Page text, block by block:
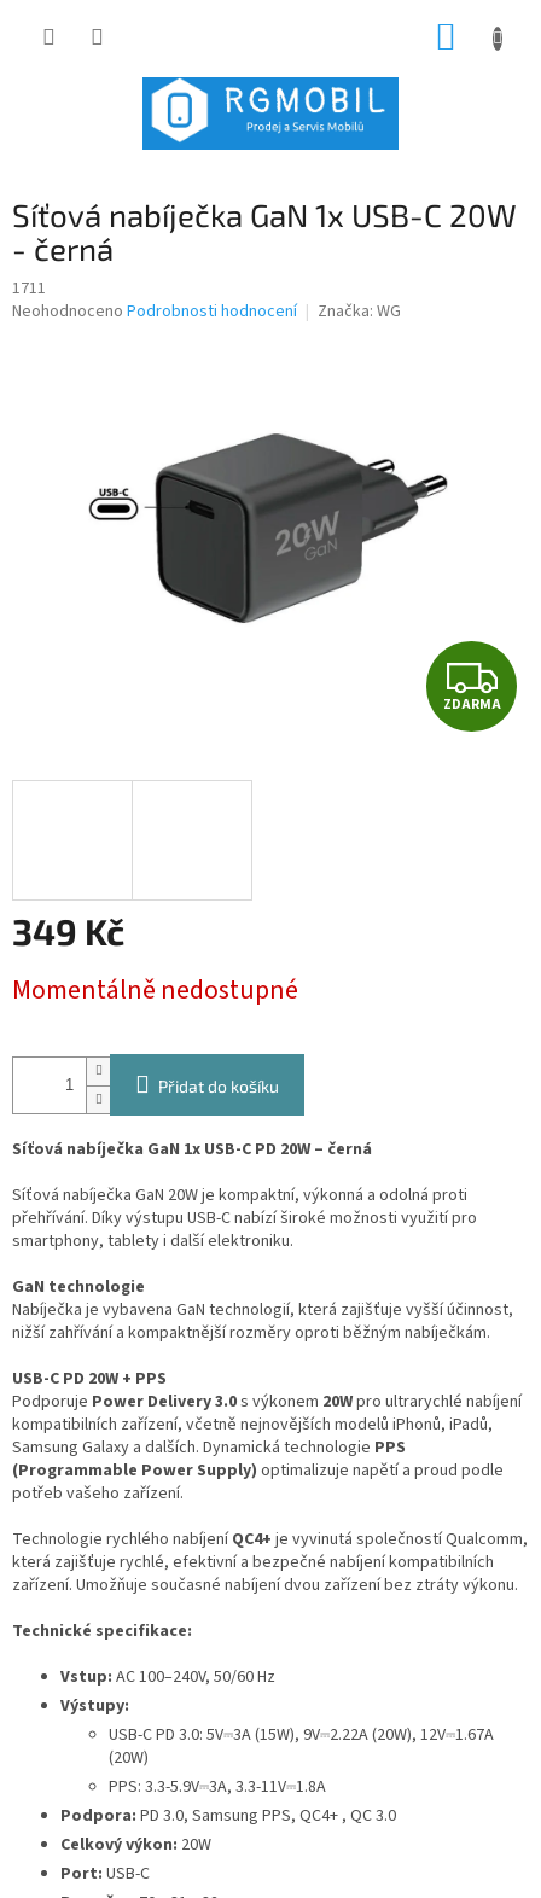
Síťová nabíječka GaN 1x USB-C 20W
- černá
1711
Průměrné
Neohodnoceno Podrobnosti hodnocení Značka: WG
Z
D
ZDARMA
349 Kč
cena:
Momentálně nedostupné
Přidat do košíku
Síťová nabíječka GaN 1x USB-C PD 20W – černá
Síťová nabíječka GaN 20W je kompaktní, výkonná a odolná proti
přehřívání. Díky výstupu USB-C nabízí široké možnosti využití pro
smartphony, tablety i další elektroniku.
GaN technologie
Nabíječka je vybavena GaN technologií, která zajišťuje vyšší účinnost,
nižší zahřívání a kompaktnější rozměry oproti běžným nabíječkám.
USB-C PD 20W + PPS
Podporuje Power Delivery 3.0s výkonem 20Wpro ultrarychlé nabíjení
kompatibilních zařízení, včetně nejnovějších modelů iPhonů, iPadů,
Samsung Galaxy a dalších. Dynamická technologie PPS
(Programmable Power Supply) optimalizuje napětí a proud podle
potřeb vašeho zařízení.
Technologie rychlého nabíjení QC4+ je vyvinutá společností Qualcomm,
která zajišťuje rychlé, efektivní a bezpečné nabíjení kompatibilních
zařízení. Umožňuje současné nabíjení dvou zařízení bez ztráty výkonu.
Technické specifikace:
Vstup: AC 100–240V, 50/60 Hz
Výstupy:
USB-C PD 3.0: 5V⎓3A (15W), 9V⎓2.22A (20W), 12V⎓1.67A
(20W)
PPS: 3.3-5.9V⎓3A, 3.3-11V⎓1.8A
Podpora: PD 3.0, Samsung PPS, QC4+ , QC 3.0
Celkový výkon: 20W
Port: USB-C